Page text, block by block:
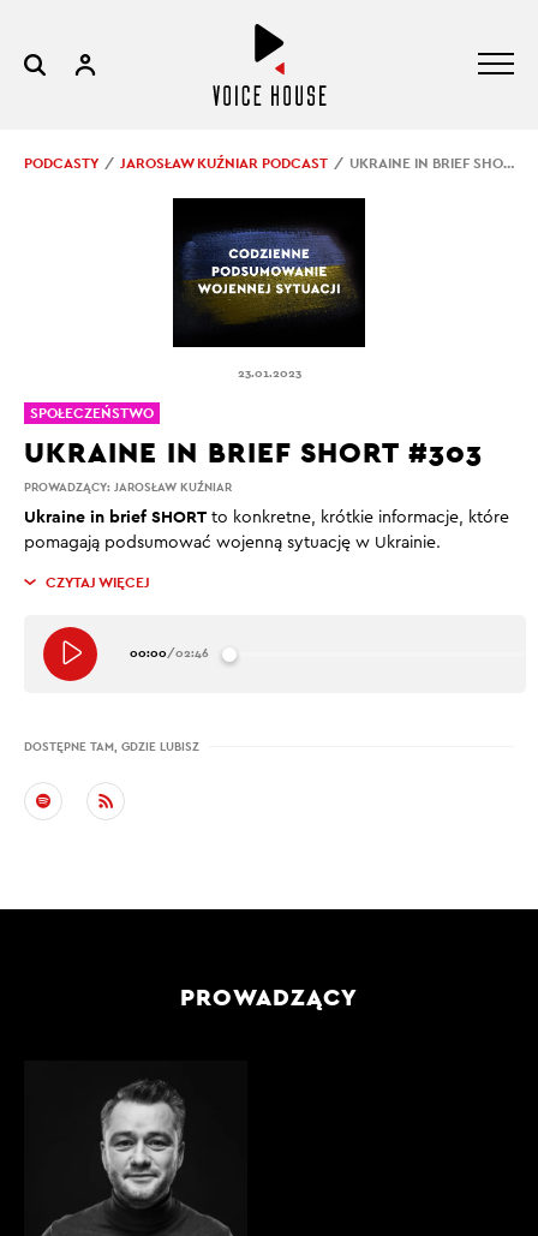
PODCASTY JAROSŁAW KUŹNIAR PODCAST UKRAINE IN BRIEF SHORT #303
23.01.2023
PROWADZĄCY: JAROSŁAW KUŹNIAR
UKRAINE IN BRIEF SHORT #303
Ukraine in brief SHORT to konkretne, krótkie informacje, które
pomagają podsumować wojenną sytuację w Ukrainie.
CZYTAJ WIĘCEJ
00:00/02:46
DOSTĘPNE TAM, GDZIE LUBISZ
SPOŁECZEŃSTWO
PROWADZĄCY